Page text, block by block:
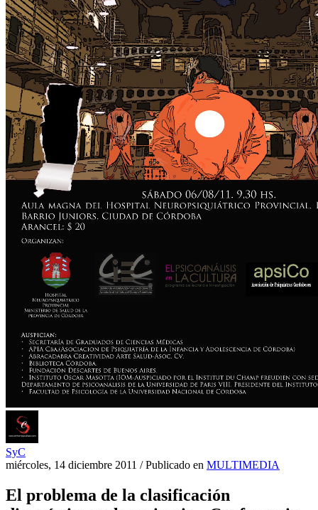
SyC
miércoles, 14 diciembre 2011 /Publicado en MULTIMEDIA
El problema de la clasificación